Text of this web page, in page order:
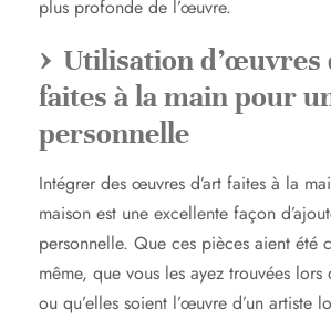
plus profonde de l’œuvre.
Utilisation d’œuvres
faites à la main pour
personnelle
Intégrer des œuvres d’art faites à la
maison est une excellente façon
personnelle. Que ces pièces aient été
même, que vous les ayez trouvées lors
ou qu’elles soient l’œuvre d’un artiste